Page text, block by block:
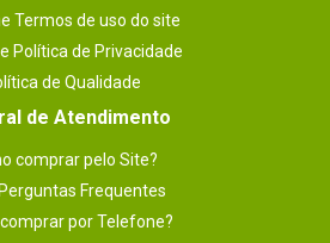
Termos de uso do site
Política de Privacidade
de Qualidade
de Atendimento
comprar pelo Site?
Perguntas Frequentes
por Telefone?